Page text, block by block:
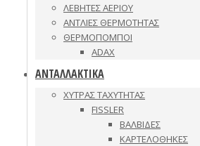
ΛΕΒΗΤΕΣ ΑΕΡΙΟΥ
ΑΝΤΛΙΕΣ ΘΕΡΜΟΤΗΤΑΣ
ΘΕΡΜΟΠΟΜΠΟΙ
ADAX
ΑΝΤΑΛΛΑΚΤΙΚΑ
ΧΥΤΡΑΣ ΤΑΧΥΤΗΤΑΣ
FISSLER
ΒΑΛΒΙΔΕΣ
ΚΑΡΤΕΛΟΘΗΚΕΣ